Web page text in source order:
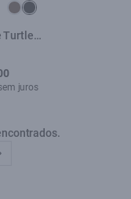
Turtle
juros